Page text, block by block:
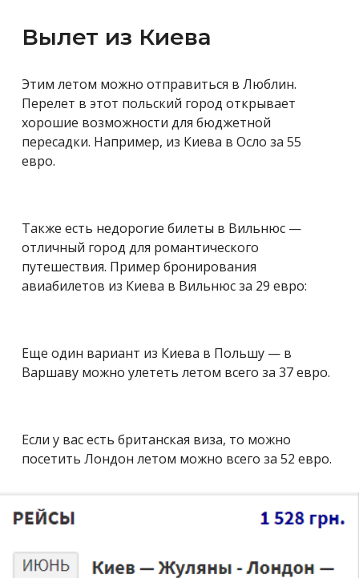
Вылет из Киева
Этим летом можно отправиться в Люблин.
Перелет в этот польский город открывает
хорошие возможности для бюджетной
пересадки. Например, из Киева в Осло за 55
евро.
Также есть недорогие билеты в Вильнюс —
отличный город для романтического
путешествия. Пример бронирования
авиабилетов из Киева в Вильнюс за 29 евро:
Еще один вариант из Киева в Польшу — в
Варшаву можно улететь летом всего за 37 евро.
Если у вас есть британская виза, то можно
посетить Лондон летом можно всего за 52 евро.